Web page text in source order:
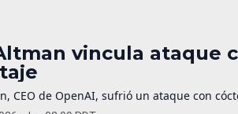
vincula ataque
CEO de OpenAI, sufrió un ataque con